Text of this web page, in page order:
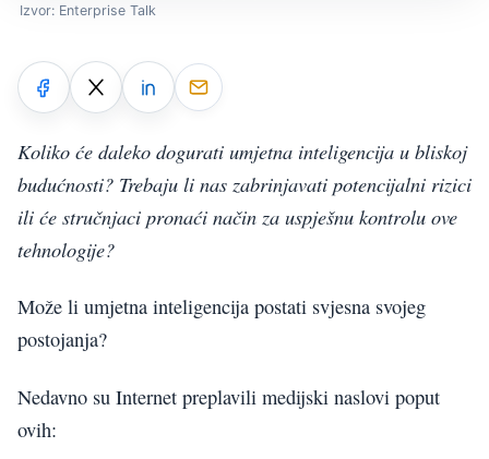
Izvor: Enterprise Talk
Koliko će daleko dogurati umjetna inteligencija u bliskoj
budućnosti? Trebaju li nas zabrinjavati potencijalni rizici
ili će stručnjaci pronaći način za uspješnu kontrolu ove
tehnologije?
Može li umjetna inteligencija postati svjesna svojeg
postojanja?
Nedavno su Internet preplavili medijski naslovi poput
ovih: